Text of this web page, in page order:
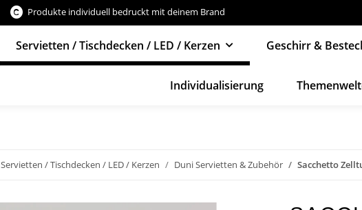
Produkte individuell bedruckt mit deinem Brand
Servietten / Tischdecken / LED / Kerzen Geschirr &
Individualisierung
Servietten / Tischdecken / LED / Kerzen Duni Servietten & Zubehör Sacchetto